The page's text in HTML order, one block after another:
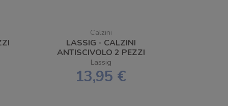
Calzini
LASSIG - CALZINI
ANTISCIVOLO 2 PEZZI
OFFWHITE/POWDER PINK
NUMERO 19-22
Lassig
13,95 €